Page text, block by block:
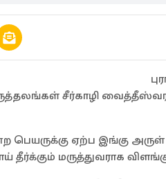
சீர்காழி வைத்தீஸ்வரன்
ஏற்ப இங்கு
மருத்துவராக